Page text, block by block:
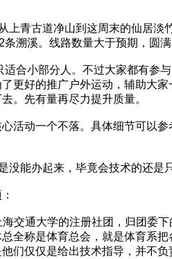
上青古道净山到这周末的仙居
溯溪。线路数量大于预期，圆
合小部分人。不过大家都有参
更好的推广户外运动，辅助大
。先有量再尽力提升质量。
活动一个不落。具体细节可以
能办起来，毕竟会技术的还是
交通大学的注册社团，归团委
全称是体育总会，就是体育系
们仅仅是给出技术指导，并不